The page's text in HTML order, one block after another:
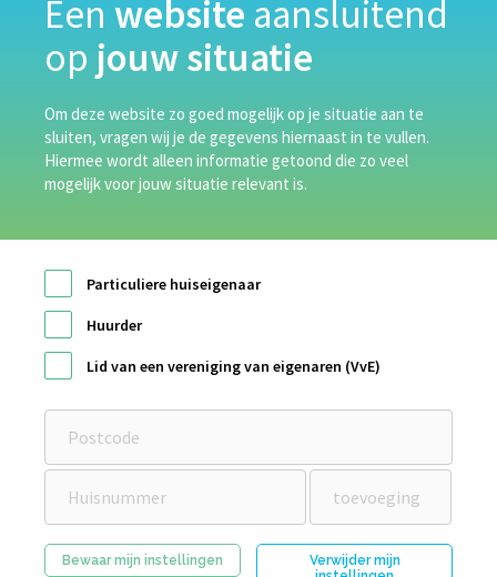
036 538 7550
Koston heeft veel ervaring op het gebied van isolatie,
algemeen. Hierdoor wordt Koston ook veel gevraagd
voor isolatieoplossingen, vochtonderzoeken en
instructie.
Een website aansluitend
op jouw situatie
Om deze website zo goed mogelijk op je situatie aan te
sluiten, vragen wij je de gegevens hiernaast in te vullen.
Hiermee wordt alleen informatie getoond die zo veel
mogelijk voor jouw situatie relevant is.
Particuliere huiseigenaar
Huurder
Lid van een vereniging van eigenaren (VvE)
Bewaar mijn instellingen
Verwijder mijn